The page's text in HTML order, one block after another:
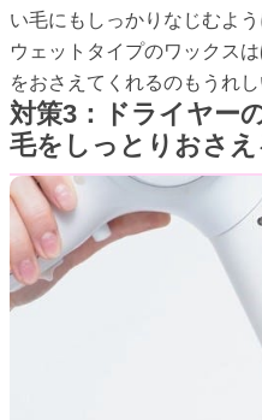
い毛にもしっかりなじむよ
ウェットタイプのワックス
をおさえてくれるのもうれし
対策3：ドライヤー
毛をしっとりおさえ